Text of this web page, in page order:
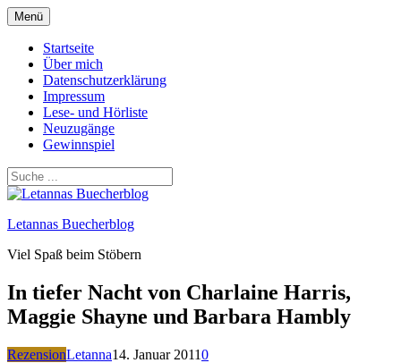
Zum
Inhalt
springen
Menü
Startseite
Über mich
Datenschutzerklärung
Impressum
Lese- und Hörliste
Neuzugänge
Gewinnspiel
Letannas Buecherblog
Viel Spaß beim Stöbern
In tiefer Nacht von Charlaine Harris,
Maggie Shayne und Barbara Hambly
RezensionLetanna14. Januar 20110